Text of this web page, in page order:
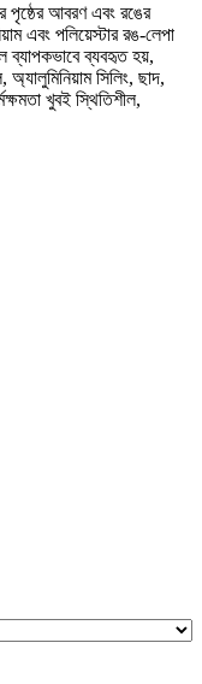
পৃষ্ঠের আবরণ এবং রঙের
এবং পলিয়েস্টার রঙ-লেপা
ব্যাপকভাবে ব্যবহৃত হয়,
সিলিং, ছাদ,
খুবই স্থিতিশীল,